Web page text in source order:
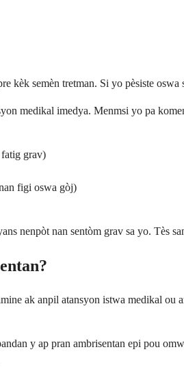
kèk semèn tretman. Si yo pèsiste
medikal imedya. Menmsi yo pa
grav)
figi oswa gòj)
nenpòt nan sentòm grav sa yo.
ak anpil atansyon istwa medikal
y ap pran ambrisentan epi pou